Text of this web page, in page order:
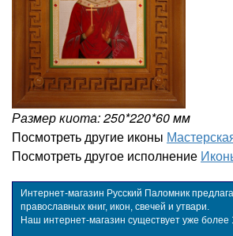
Размер киота: 250*220*60 мм
Посмотреть другие иконы
Посмотреть другое исполнение
Интернет-магазин Русский Паломник
православных книг, икон, свечей и утвари.
Наш интернет-магазин существует уже более